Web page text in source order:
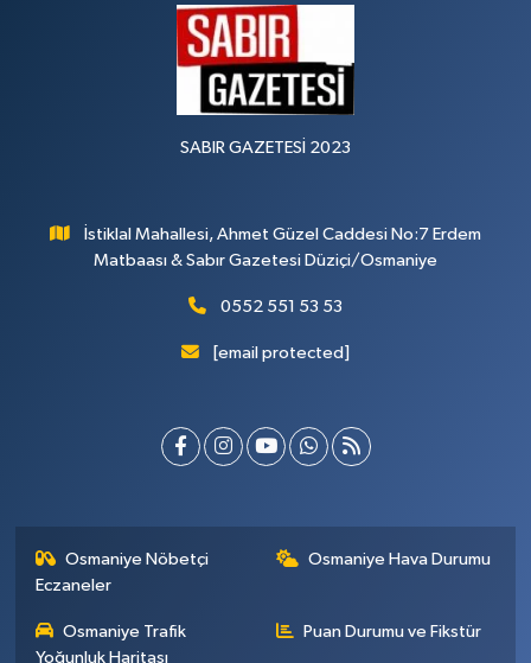
SABIR GAZETESİ 2023
İstiklal Mahallesi, Ahmet Güzel Caddesi No:7 Erdem
Matbaası & Sabır Gazetesi Düziçi/Osmaniye
0552 551 53 53
[email protected]
Osmaniye Nöbetçi
Eczaneler
Osmaniye Hava Durumu
Osmaniye Trafik
Yoğunluk Haritası
Puan Durumu ve Fikstür